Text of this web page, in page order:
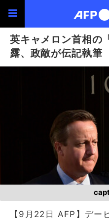
英キャメロン首相の
露、政敵が伝記執筆
【9月22日 AFP】デー